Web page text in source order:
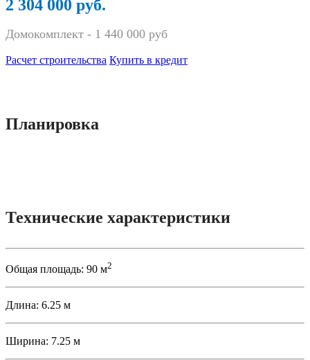
2 304 000 руб.
Домокомплект - 1 440 000 руб
Расчет строительства Купить в кредит
Планировка
Технические характеристики
Общая площадь: 90 м2
Длина: 6.25 м
Ширина: 7.25 м